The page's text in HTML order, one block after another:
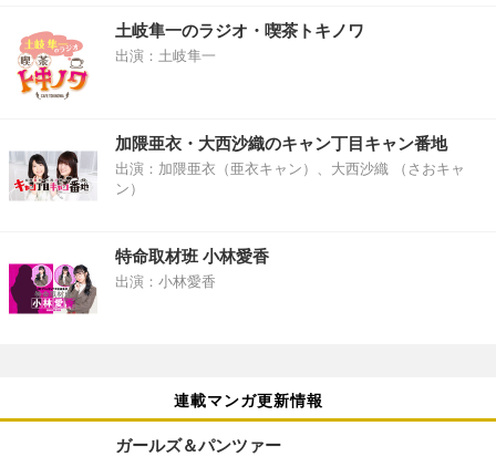
土岐隼一のラジオ・喫茶トキノワ
出演：土岐隼一
加隈亜衣・大西沙織のキャン丁目キャン番地
出演：加隈亜衣（亜衣キャン）、大西沙織 （さおキャ
ン）
特命取材班 小林愛香
出演：小林愛香
連載マンガ更新情報
ガールズ＆パンツァー